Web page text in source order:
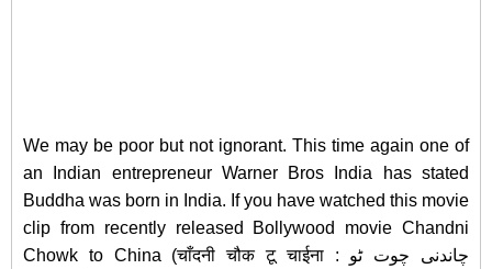
We may be poor but not ignorant. This time again one of
an Indian entrepreneur Warner Bros India has stated
Buddha was born in India. If you have watched this movie
clip from recently released Bollywood movie Chandni
Chowk to China (चाँदनी चौक टू चाईना : چاندنی چوت ٹو